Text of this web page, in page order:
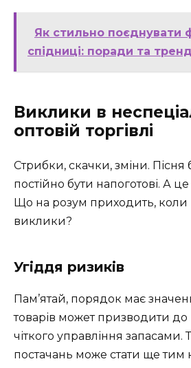
Як стильно поєднувати
спідниці: поради та
Виклики в
оптовій торгівлі
Стрибки, скачки, зміни. Пісня
постійно бути напоготові. А
Що на розум приходить,
виклики?
Угіддя ризиків
Пам’ятай, порядок має
товарів может призводити до
чіткого управління запасами.
постачань може стати ще тим